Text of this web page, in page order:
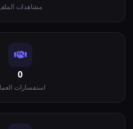
مشاهدات
0
استفسارات